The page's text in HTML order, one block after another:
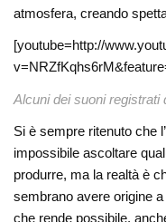
atmosfera, creando
[youtube=http://
Alcuni dei suoni registrati
Si è sempre ritenuto che
impossibile ascoltare
produrre, ma la realtà è
sembrano avere origine
che rende possibile,